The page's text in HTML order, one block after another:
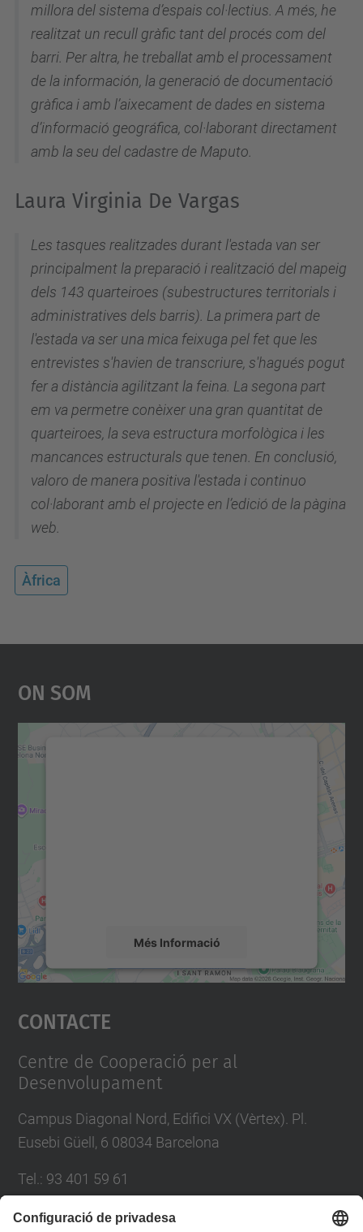
millora del sistema d’espais col·lectius. A més, he
realitzat un recull gràfic tant del procés com del
barri. Per altra, he treballat amb el processament
de la información, la generació de documentació
gràfica i amb l’aixecament de dades en sistema
d’informació geográfica, col·laborant directament
amb la seu del cadastre de Maputo.
Laura Virginia De Vargas
Les tasques realitzades durant l'estada van ser
principalment la preparació i realització del mapeig
dels 143 quarteiroes (subestructures territorials i
administratives dels barris). La primera part de
l'estada va ser una mica feixuga pel fet que les
entrevistes s'havien de transcriure, s'hagués pogut
fer a distància agilitzant la feina. La segona part
em va permetre conèixer una gran quantitat de
quarteiroes, la seva estructura morfològica i les
mancances estructurals que tenen. En conclusió,
valoro de manera positiva l'estada i continuo
col·laborant amb el projecte en l’edició de la pàgina
web.
Àfrica
On Som
Més Informació
Accepta
powered by
Contacte
Centre de Cooperació per al
Desenvolupament
Campus Diagonal Nord, Edifici VX (Vèrtex). Pl.
Eusebi Güell, 6 08034 Barcelona
Tel. : 93 401 59 61
E-mail:info.ccd@upc.edu